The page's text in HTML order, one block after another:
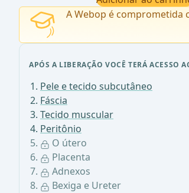
A Webop é comprometida
APÓS A LIBERAÇÃO VOCÊ TERÁ ACESSO
Pele e tecido subcutâneo
Fáscia
Tecido muscular
Peritônio
O útero
Placenta
Adnexos
Bexiga e Ureter